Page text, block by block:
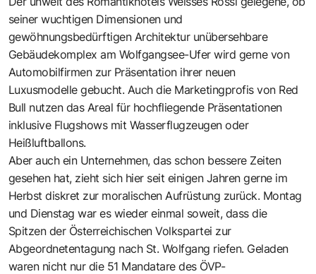
seiner wuchtigen Dimensionen und
gewöhnungsbedürftigen Architektur unübersehbare
Gebäudekomplex am Wolfgangsee-Ufer wird gerne von
Automobilfirmen zur Präsentation ihrer neuen
Luxusmodelle gebucht. Auch die Marketingprofis von Red
Bull nutzen das Areal für hochfliegende Präsentationen
inklusive Flugshows mit Wasserflugzeugen oder
Heißluftballons.
Aber auch ein Unternehmen, das schon bessere Zeiten
gesehen hat, zieht sich hier seit einigen Jahren gerne im
Herbst diskret zur moralischen Aufrüstung zurück. Montag
und Dienstag war es wieder einmal soweit, dass die
Spitzen der Österreichischen Volkspartei zur
Abgeordnetentagung nach St. Wolfgang riefen. Geladen
waren nicht nur die 51 Mandatare des ÖVP-